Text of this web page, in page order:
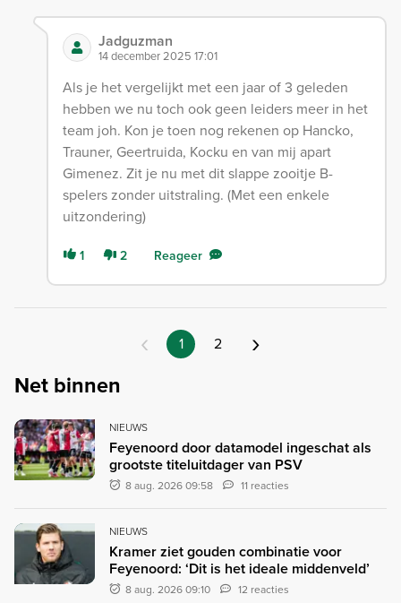
Jadguzman
14 december 2025 17:01
Als je het vergelijkt met een jaar of 3 geleden
hebben we nu toch ook geen leiders meer in het
team joh. Kon je toen nog rekenen op Hancko,
Trauner, Geertruida, Kocku en van mij apart
Gimenez. Zit je nu met dit slappe zooitje B-
spelers zonder uitstraling. (Met een enkele
uitzondering)
1 2 Reageer
‹ 1 2 ›
Net binnen
NIEUWS
Feyenoord door datamodel ingeschat als
grootste titeluitdager van PSV
8 aug. 2026 09:58 11 reacties
NIEUWS
Kramer ziet gouden combinatie voor
Feyenoord: ‘Dit is het ideale middenveld’
8 aug. 2026 09:10 12 reacties